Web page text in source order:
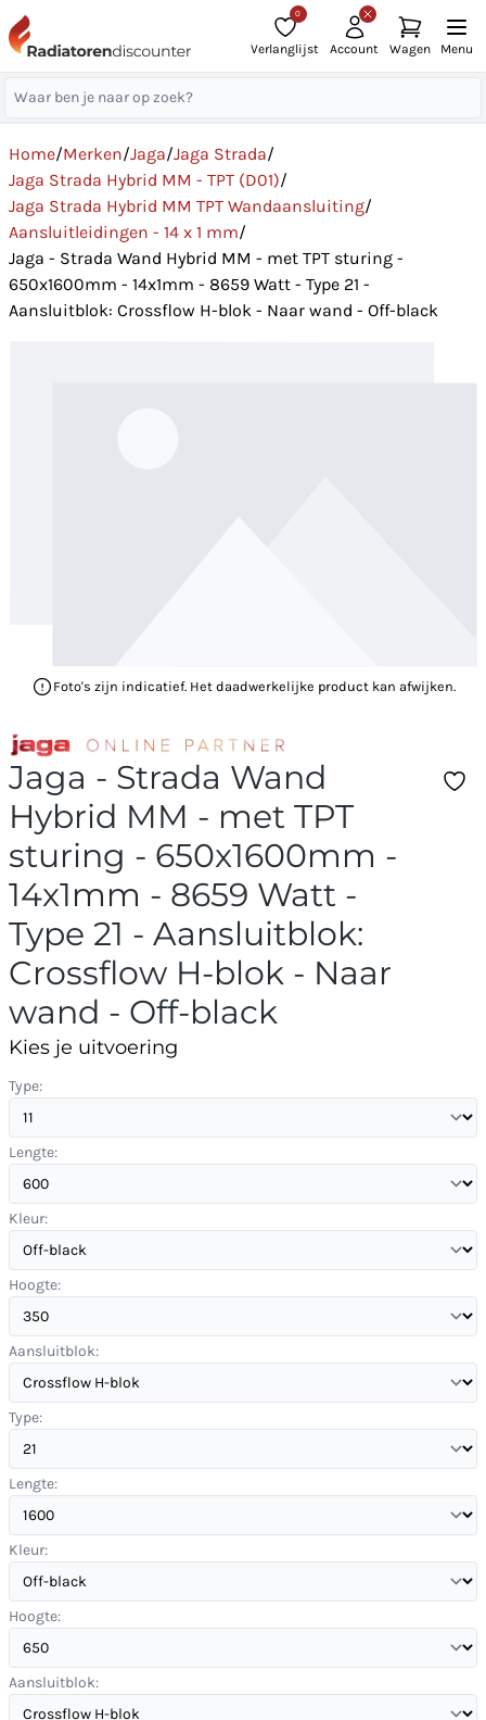
0
Verlanglijst Account Wagen Menu
Home/Merken/Jaga/Jaga Strada/
Jaga Strada Hybrid MM - TPT (D01)/
Jaga Strada Hybrid MM TPT Wandaansluiting/
Aansluitleidingen - 14 x 1 mm/
Jaga - Strada Wand Hybrid MM - met TPT sturing -
650x1600mm - 14x1mm - 8659 Watt - Type 21 -
Aansluitblok: Crossflow H-blok - Naar wand - Off-black
Foto's zijn indicatief. Het daadwerkelijke product kan afwijken.
Jaga - Strada Wand
Hybrid MM - met TPT
sturing - 650x1600mm -
14x1mm - 8659 Watt -
Type 21 - Aansluitblok:
Crossflow H-blok - Naar
wand - Off-black
Kies je uitvoering
Type:
Lengte:
Kleur:
Hoogte:
Aansluitblok:
Type:
Lengte:
Kleur:
Hoogte:
Aansluitblok: